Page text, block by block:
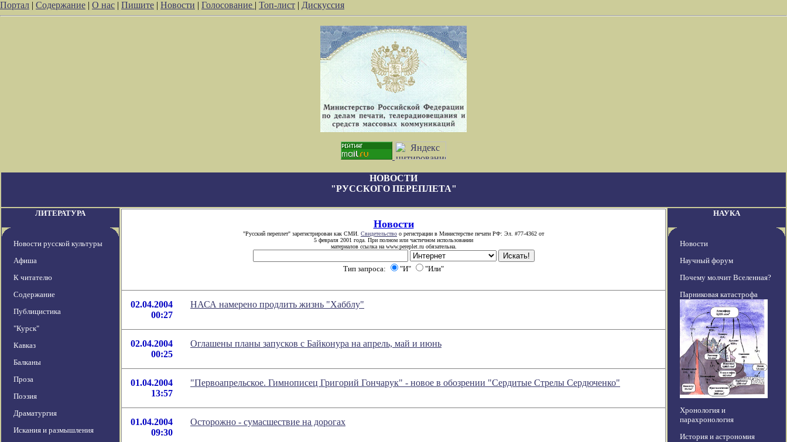
Портал | Содержание | О нас | Пишите | Новости | Голосование | Топ-лист | Дискуссия
НОВОСТИ
"РУССКОГО ПЕРЕПЛЕТА"
ЛИТЕРАТУРА
Новости русской культуры
Афиша
К читателю
Содержание
Публицистика
"Курск"
Кавказ
Балканы
Проза
Поэзия
Драматургия
Искания и размышления
Новости
"Русский переплет" зарегистрирован как СМИ. Свидетельство о регистрации в Министерстве печати РФ: Эл. #77-4362 от
5 февраля 2001 года. При полном или частичном использовании
материалов ссылка на www.pereplet.ru обязательна.
Тип запроса: "И" "Или"
02.04.2004
00:27
НАСА намерено продлить жизнь "Хабблу"
02.04.2004
00:25
Оглашены планы запусков с Байконура на апрель, май и июнь
01.04.2004
13:57
"Первоапрельское. Гимнописец Григорий Гончарук" - новое в обозрении "Сердитые Стрелы Сердюченко"
01.04.2004
09:30
Осторожно - сумасшествие на дорогах
НАУКА
Новости
Научный форум
Почему молчит Вселенная?
Парниковая катастрофа
Хронология и
парахронология
История и астрономия